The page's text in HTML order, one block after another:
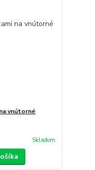
vnútorné
Skladom